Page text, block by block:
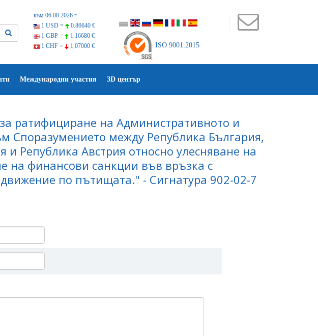
към 06.08.2026 г.
1 USD =
0.86640 €
1 GBP =
1.16680 €
1 CHF =
1.07000 € ISO 9001:2015
Международни участия 3D център
ратифициране на Административното и
Споразумението между Република България,
и Република Австрия относно улесняване на
на финансови санкции във връзка с
по пътищата." - Сигнатура 902-02-7